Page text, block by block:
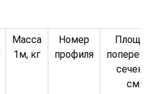
Масса
1м, кг
Номер
профиля
см2